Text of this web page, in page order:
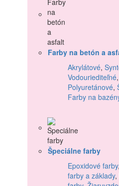
Farby na betón a
Akrylátové,
Vodouriediteľné,
Polyuretánové,
Farby na
Špeciálne farby
Epoxidové farby,
farby a základy,